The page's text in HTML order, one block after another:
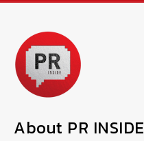
About PR INSIDE